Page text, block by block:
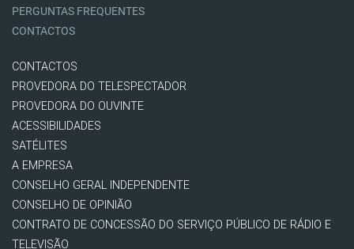
PERGUNTAS FREQUENTES
CONTACTOS
CONTACTOS
PROVEDORA DO TELESPECTADOR
PROVEDORA DO OUVINTE
ACESSIBILIDADES
SATÉLITES
A EMPRESA
CONSELHO GERAL INDEPENDENTE
CONSELHO DE OPINIÃO
CONTRATO DE CONCESSÃO DO SERVIÇO PÚBLICO DE RÁDIO E
TELEVISÃO